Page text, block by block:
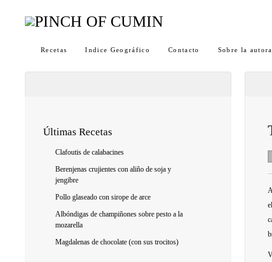
Recetas Indice Geográfico Contacto Sobre la autora
Últimas Recetas
Clafoutis de calabacines
Berenjenas crujientes con aliño de soja y
jengibre
Pollo glaseado con sirope de arce
Albóndigas de champiñones sobre pesto a la
mozarella
Magdalenas de chocolate (con sus trocitos)